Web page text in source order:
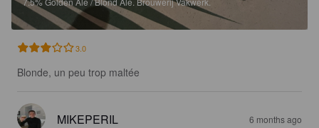
3.0
Blonde, un peu trop maltée
MIKEPERIL 6 months ago